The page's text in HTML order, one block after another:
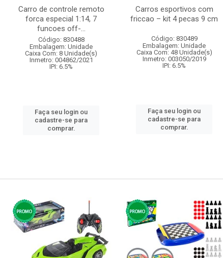
Carro de controle remoto
forca especial 1:14, 7
funcoes off-...
Código: 830488
Embalagem: Unidade
Caixa Com: 8 Unidade(s)
Inmetro: 004862/2021
IPI: 6.5%
Faça seu login ou
cadastre-se para
comprar.
Carros esportivos com
friccao – kit 4 pecas 9 cm
Código: 830489
Embalagem: Unidade
Caixa Com: 48 Unidade(s)
Inmetro: 003050/2019
IPI: 6.5%
Faça seu login ou
cadastre-se para
comprar.